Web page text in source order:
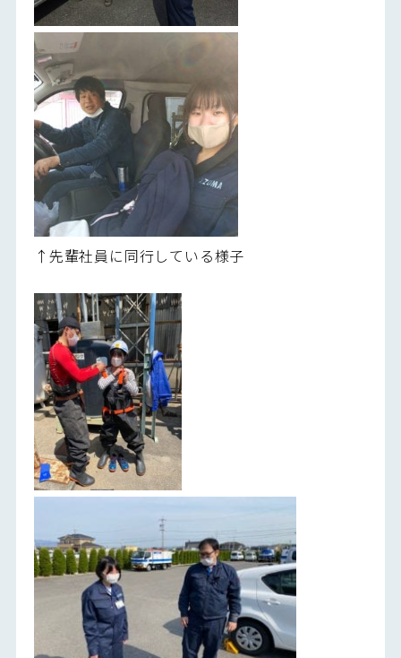
↑先輩社員に同行している様子